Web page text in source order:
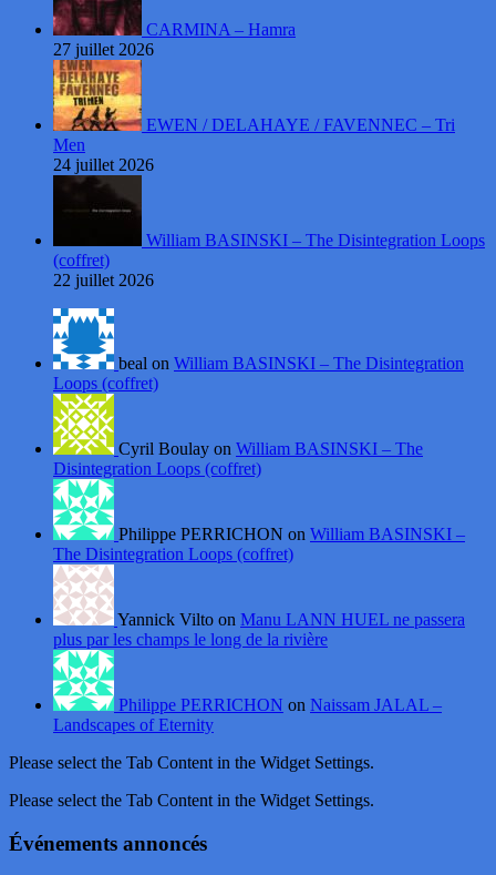
CARMINA – Hamra
27 juillet 2026
EWEN / DELAHAYE / FAVENNEC – Tri
Men
24 juillet 2026
William BASINSKI – The Disintegration Loops
(coffret)
22 juillet 2026
beal on William BASINSKI – The Disintegration
Loops (coffret)
Cyril Boulay on William BASINSKI – The
Disintegration Loops (coffret)
Philippe PERRICHON on William BASINSKI –
The Disintegration Loops (coffret)
Yannick Vilto on Manu LANN HUEL ne passera
plus par les champs le long de la rivière
Philippe PERRICHON on Naissam JALAL –
Landscapes of Eternity
Please select the Tab Content in the Widget Settings.
Please select the Tab Content in the Widget Settings.
Événements annoncés